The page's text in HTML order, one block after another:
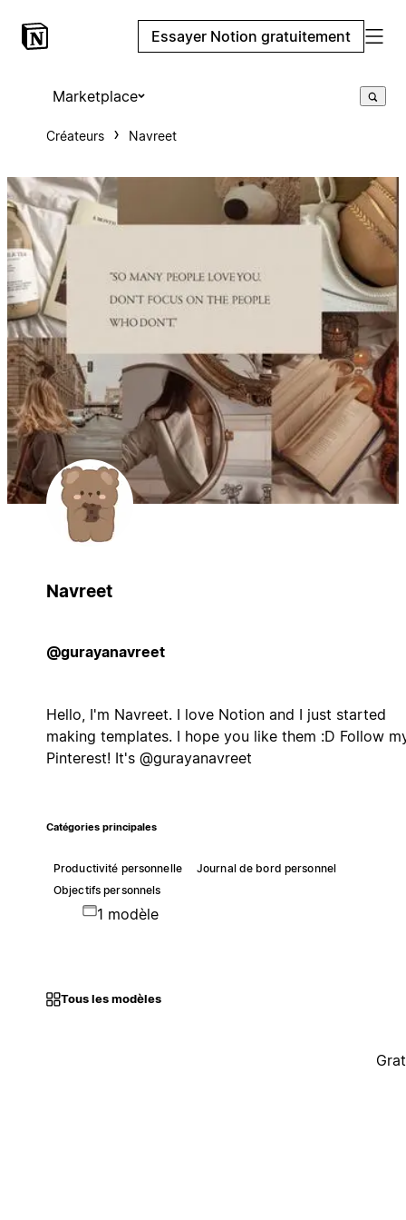
Essayer Notion gratuitement
Marketplace
Créateurs Navreet
Navreet
@gurayanavreet
Hello, I'm Navreet. I love Notion and I just started
making templates. I hope you like them :D Follow
Pinterest! It's @gurayanavreet
Catégories principales
Productivité personnelle
Journal de bord personnel
Objectifs personnels
1 modèle
Tous les modèles